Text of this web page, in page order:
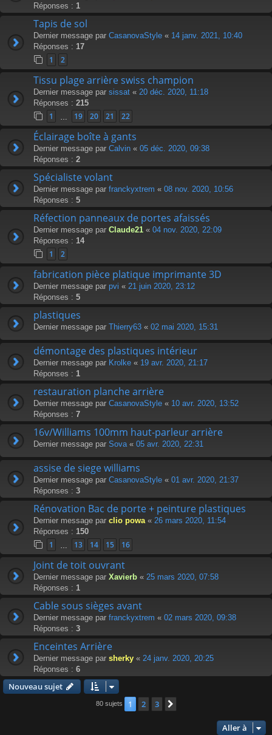
Réponses : 1
Tapis de sol
Dernier message par CasanovaStyle « 14 janv. 2021, 10:40
Réponses : 17
1 2
Tissu plage arrière swiss champion
Dernier message par sissat « 20 déc. 2020, 11:18
Réponses : 215
1 19 20 21 22
Éclairage boîte à gants
Dernier message par Calvin « 05 déc. 2020, 09:38
Réponses : 2
Spécialiste volant
Dernier message par franckyxtrem « 08 nov. 2020, 10:56
Réponses : 5
Réfection panneaux de portes afaissés
Dernier message par Claude21 « 04 nov. 2020, 22:09
Réponses : 14
1 2
fabrication pièce platique imprimante 3D
Dernier message par pvi « 21 juin 2020, 23:12
Réponses : 5
plastiques
Dernier message par Thierry63 « 02 mai 2020, 15:31
démontage des plastiques intérieur
Dernier message par Krolke « 19 avr. 2020, 21:17
Réponses : 1
restauration planche arrière
Dernier message par CasanovaStyle « 10 avr. 2020, 13:52
Réponses : 7
16v/Williams 100mm haut-parleur arrière
Dernier message par Sova « 05 avr. 2020, 22:31
assise de siege williams
Dernier message par CasanovaStyle « 01 avr. 2020, 21:37
Réponses : 3
Rénovation Bac de porte + peinture plastiques
Dernier message par clio powa « 26 mars 2020, 11:54
Réponses : 150
1 13 14 15 16
Joint de toit ouvrant
Dernier message par Xavierb « 25 mars 2020, 07:58
Réponses : 1
Cable sous sièges avant
Dernier message par franckyxtrem « 02 mars 2020, 09:38
Réponses : 3
Enceintes Arrière
Dernier message par sherky « 24 janv. 2020, 20:25
Réponses : 6
Nouveau sujet
80 sujets 1 2 3
Aller à